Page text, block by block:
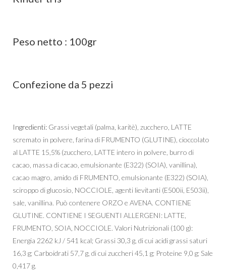
Peso netto : 100gr
Confezione da 5 pezzi
Ingredienti: Grassi vegetali (palma, karitè), zucchero, LATTE
scremato in polvere, farina di FRUMENTO (GLUTINE), cioccolato
al LATTE 15,5% (zucchero, LATTE intero in polvere, burro di
cacao, massa di cacao, emulsionante (E322) (SOIA), vanillina),
cacao magro, amido di FRUMENTO, emulsionante (E322) (SOIA),
sciroppo di glucosio, NOCCIOLE, agenti lievitanti (E500ii, E503ii),
sale, vanillina. Può contenere ORZO e AVENA. CONTIENE
GLUTINE. CONTIENE I SEGUENTI ALLERGENI: LATTE,
FRUMENTO, SOIA, NOCCIOLE. Valori Nutrizionali (100 g):
Energia 2262 kJ / 541 kcal; Grassi 30,3 g, di cui acidi grassi saturi
16,3 g; Carboidrati 57,7 g, di cui zuccheri 45,1 g; Proteine 9,0 g; Sale
0,417 g.